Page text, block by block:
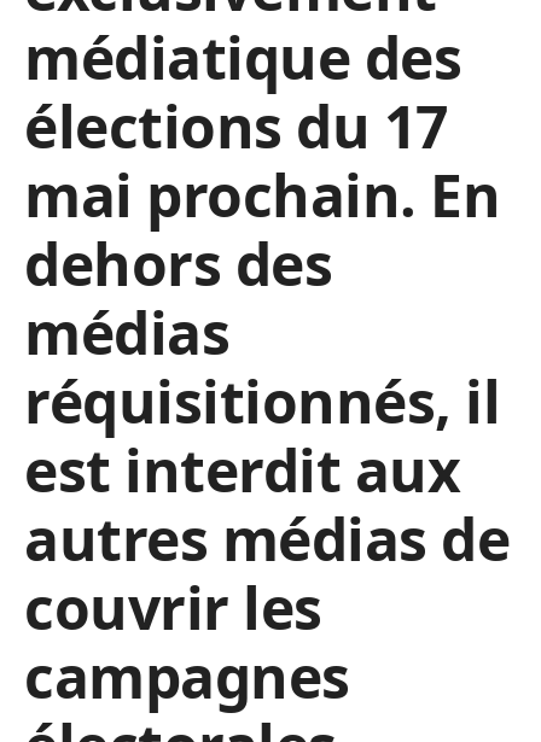
médiatique des
élections du 17
mai prochain. En
dehors des
médias
réquisitionnés, il
est interdit aux
autres médias de
couvrir les
campagnes